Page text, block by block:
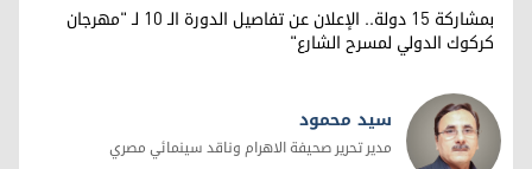
بمشاركة 15 دولة.. الإعلان عن تفاصيل الدورة الـ 10 لـ "مهرجان
كركوك الدولي لمسرح الشارع"
سيد محمود
مدير تحرير صحيفة الاهرام وناقد سينمائي مصري